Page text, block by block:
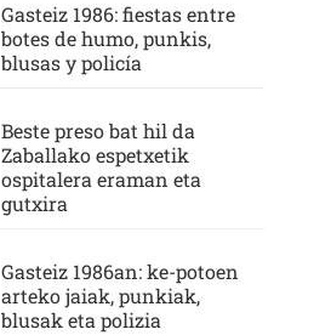
Gasteiz 1986: fiestas entre
botes de humo, punkis,
blusas y policía
Beste preso bat hil da
Zaballako espetxetik
ospitalera eraman eta
gutxira
Gasteiz 1986an: ke-potoen
arteko jaiak, punkiak,
blusak eta polizia